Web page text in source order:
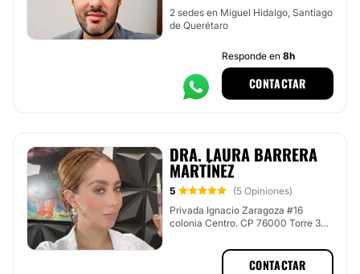
2 sedes en Miguel Hidalgo, Santiago
de Querétaro
Responde en 8h
CONTACTAR
DRA. LAURA BARRERA
MARTÍNEZ
5
(5 Opiniones)
Privada Ignacio Zaragoza #16
colonia Centro. CP 76000 Torre 3
de Querétaro, Querétaro
CONTACTAR